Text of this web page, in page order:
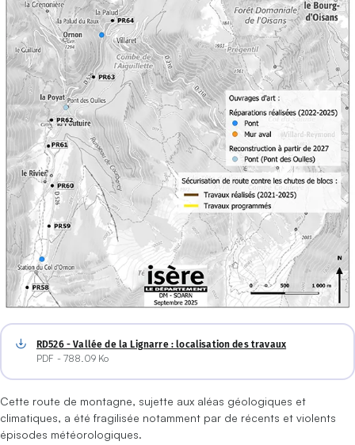
RD526 - Vallée de la Lignarre : localisation des travaux
PDF - 788.09 Ko
Cette route de montagne, sujette aux aléas géologiques et
climatiques, a été fragilisée notamment par de récents et violents
épisodes météorologiques.